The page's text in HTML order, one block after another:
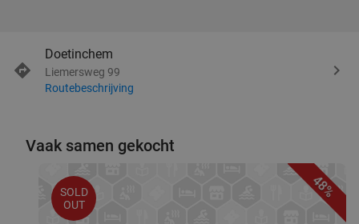
Doetinchem
Liemersweg 99
Routebeschrijving
Vaak samen gekocht
48%
SOLD
OUT